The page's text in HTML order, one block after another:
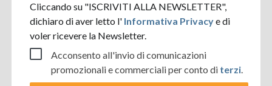
Cliccando su "ISCRIVITI ALLA NEWSLETTER",
dichiaro di aver letto l' Informativa Privacye di
voler ricevere la Newsletter.
Acconsento all'invio di comunicazioni
promozionali e commerciali per conto di terzi.